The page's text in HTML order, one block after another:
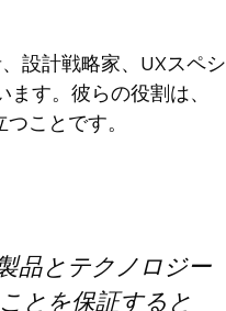
設計戦略家、UXスペシ
す。彼らの役割は、
ことです。
品とテクノロジー
とを保証すると